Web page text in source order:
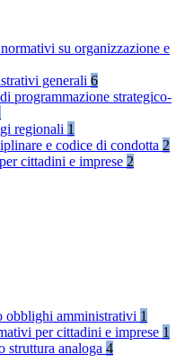
su organizzazione e
generali 6
programmazione strategico-
regionali 1
e codice di condotta 2
cittadini e imprese 2
obblighi amministrativi 1
per cittadini e imprese 1
struttura analoga 4